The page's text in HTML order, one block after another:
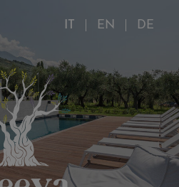
EN DE